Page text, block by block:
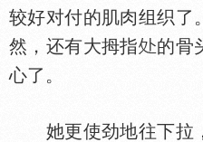
较好对付的肌肉组织了
然，还有大拇指
的骨
心了。
她更使劲地往下拉